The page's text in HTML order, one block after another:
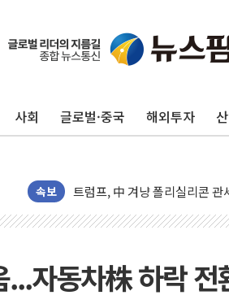
사회 글로벌·중국 해외투자
속보
보훈부, 미 DPAA와 MOU…
트럼프 "금리 내려야"…파월 때
李 "해남 태양광, 대한민국 다
李 대통령, '6시간 마라톤 부
[사진] 빈살만과 에르도안의 만
이란와이어 "이란 최고지도자
[인도증시] 중동 불안 속 유가
황희 '폐버스 청년주택' SNS
자동차株 하락 전